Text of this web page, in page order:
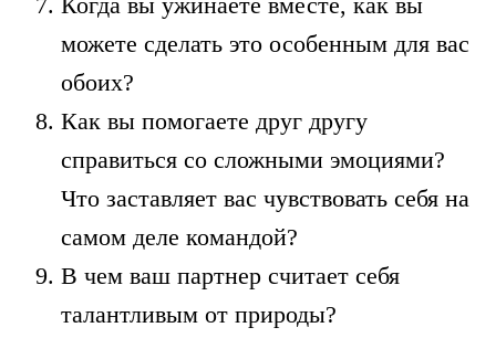
можете сделать это особенным для вас
обоих?
Как вы помогаете друг другу
справиться со сложными эмоциями?
Что заставляет вас чувствовать себя на
самом деле командой?
В чем ваш партнер считает себя
талантливым от природы?